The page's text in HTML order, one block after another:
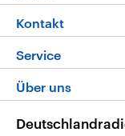
Die
Neue
Livestream
Podcasts
Kontakt
Hörerservice
Service
FAQ
Über uns